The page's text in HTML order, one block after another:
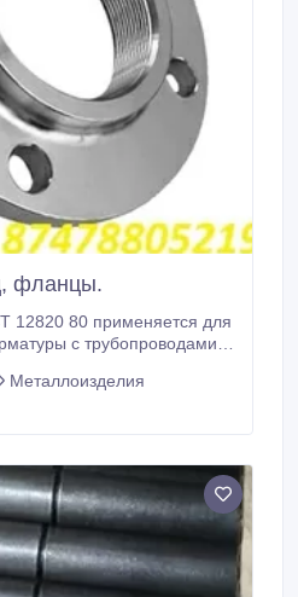
фланцы.
12820 80 применяется для
с трубопроводами,
трубопроводов к
Он надевается на трубу
Металлоизделия